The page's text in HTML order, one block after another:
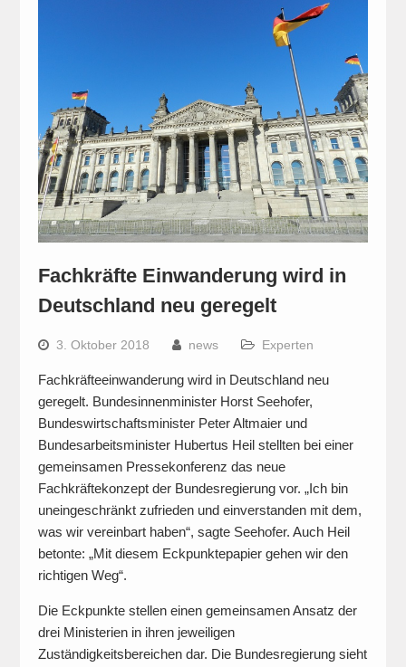
Fachkräfte Einwanderung wird in
Deutschland neu geregelt
3. Oktober 2018 news Experten
Fachkräfteeinwanderung wird in Deutschland neu
geregelt. Bundesinnenminister Horst Seehofer,
Bundeswirtschaftsminister Peter Altmaier und
Bundesarbeitsminister Hubertus Heil stellten bei einer
gemeinsamen Pressekonferenz das neue
Fachkräftekonzept der Bundesregierung vor. „Ich bin
uneingeschränkt zufrieden und einverstanden mit dem,
was wir vereinbart haben“, sagte Seehofer. Auch Heil
betonte: „Mit diesem Eckpunktepapier gehen wir den
richtigen Weg“.
Die Eckpunkte stellen einen gemeinsamen Ansatz der
drei Ministerien in ihren jeweiligen
Zuständigkeitsbereichen dar. Die Bundesregierung sieht